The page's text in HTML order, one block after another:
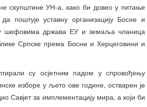
скупштине УН-а, како би довео у питање
поштује уставну организацију Босне и
шефовима држава ЕУ и земаља чланица
Српске према Босни и Херцеговини и
су осјетним падом у спровођењу
изборе у љето ове године, остварен је
Савјет за имплементацију мира, а који би